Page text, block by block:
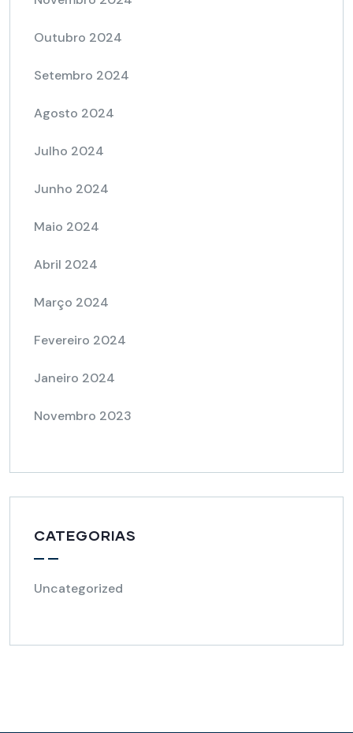
Outubro 2024
Setembro 2024
Agosto 2024
Julho 2024
Junho 2024
Maio 2024
Abril 2024
Março 2024
Fevereiro 2024
Janeiro 2024
Novembro 2023
CATEGORIAS
Uncategorized